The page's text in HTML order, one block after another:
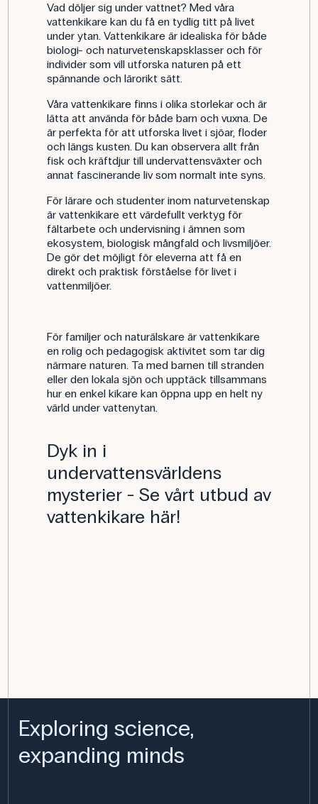
Vad döljer sig under vattnet? Med våra
vattenkikare kan du få en tydlig titt på livet
under ytan. Vattenkikare är idealiska för både
biologi- och naturvetenskapsklasser och för
individer som vill utforska naturen på ett
spännande och lärorikt sätt.
Våra vattenkikare finns i olika storlekar och är
lätta att använda för både barn och vuxna. De
är perfekta för att utforska livet i sjöar, floder
och längs kusten. Du kan observera allt från
fisk och kräftdjur till undervattensväxter och
annat fascinerande liv som normalt inte syns.
För lärare och studenter inom naturvetenskap
är vattenkikare ett värdefullt verktyg för
fältarbete och undervisning i ämnen som
ekosystem, biologisk mångfald och livsmiljöer.
De gör det möjligt för eleverna att få en
direkt och praktisk förståelse för livet i
vattenmiljöer.
För familjer och naturälskare är vattenkikare
en rolig och pedagogisk aktivitet som tar dig
närmare naturen. Ta med barnen till stranden
eller den lokala sjön och upptäck tillsammans
hur en enkel kikare kan öppna upp en helt ny
värld under vattenytan.
Dyk in i
undervattensvärldens
mysterier - Se vårt utbud av
vattenkikare här!
Exploring science,
expanding minds